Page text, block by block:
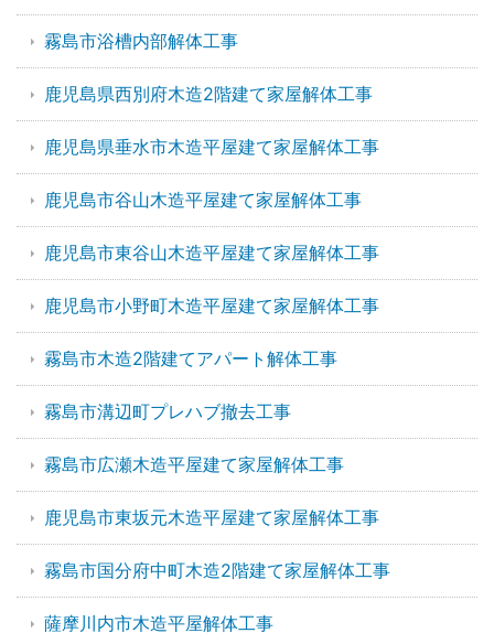
霧島市浴槽内部解体工事
鹿児島県西別府木造2階建て家屋解体工事
鹿児島県垂水市木造平屋建て家屋解体工事
鹿児島市谷山木造平屋建て家屋解体工事
鹿児島市東谷山木造平屋建て家屋解体工事
鹿児島市小野町木造平屋建て家屋解体工事
霧島市木造2階建てアパート解体工事
霧島市溝辺町プレハブ撤去工事
霧島市広瀬木造平屋建て家屋解体工事
鹿児島市東坂元木造平屋建て家屋解体工事
霧島市国分府中町木造2階建て家屋解体工事
薩摩川内市木造平屋解体工事